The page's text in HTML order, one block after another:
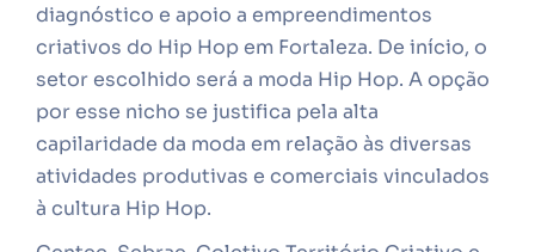
diagnóstico e apoio a empreendimentos
criativos do Hip Hop em Fortaleza. De início, o
setor escolhido será a moda Hip Hop. A opção
por esse nicho se justifica pela alta
capilaridade da moda em relação às diversas
atividades produtivas e comerciais vinculados
à cultura Hip Hop.